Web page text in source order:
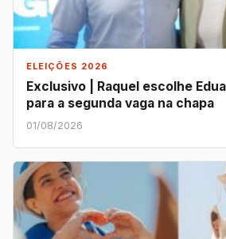
ELEIÇÕES 2026
Exclusivo | Raquel escolhe
para a segunda vaga na chapa
01/08/2026